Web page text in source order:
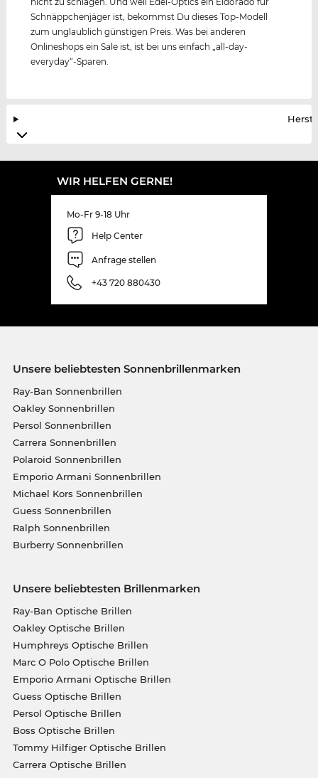
Schnäppchenjäger ist, bekommst Du dieses Top-Modell
zum unglaublich günstigen Preis. Was bei anderen
Onlineshops ein Sale ist, ist bei uns einfach „all-day-
everyday“-Sparen.
WIR HELFEN GERNE!
Mo-Fr 9-18 Uhr
Help Center
Anfrage stellen
+43 720 880430
Unsere beliebtesten Sonnenbrillenmarken
Ray-Ban Sonnenbrillen
Oakley Sonnenbrillen
Persol Sonnenbrillen
Carrera Sonnenbrillen
Polaroid Sonnenbrillen
Emporio Armani Sonnenbrillen
Michael Kors Sonnenbrillen
Guess Sonnenbrillen
Ralph Sonnenbrillen
Burberry Sonnenbrillen
Unsere beliebtesten Brillenmarken
Ray-Ban Optische Brillen
Oakley Optische Brillen
Humphreys Optische Brillen
Marc O Polo Optische Brillen
Emporio Armani Optische Brillen
Guess Optische Brillen
Persol Optische Brillen
Boss Optische Brillen
Tommy Hilfiger Optische Brillen
Carrera Optische Brillen